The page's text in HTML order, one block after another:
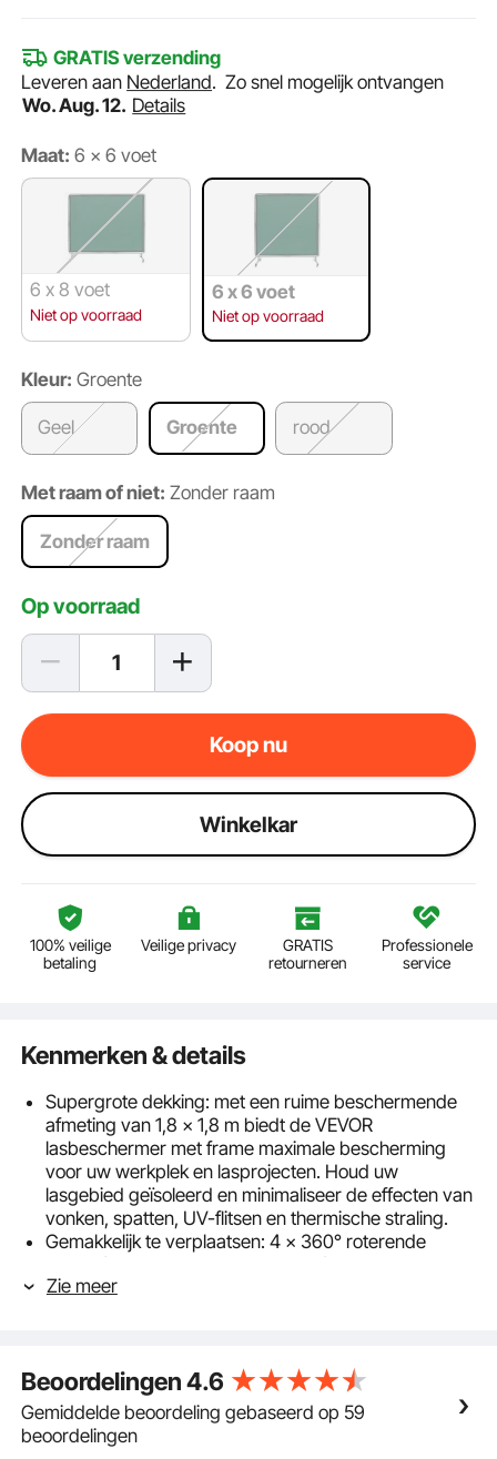
GRATIS verzending
Leveren aan Nederland.Zo snel mogelijk ontvangen
Wo. Aug. 12. Details
Maat: 6 x 6 voet
6 x 8 voet
Niet op voorraad
6 x 6 voet
Niet op voorraad
Kleur: Groente
Geel Groente rood
Met raam of niet: Zonder raam
Zonder raam
Op voorraad
Koop nu
Winkelkar
100% veilige
betaling
Veilige privacy
GRATIS
retourneren
Professionele
service
Kenmerken & details
Supergrote dekking: met een ruime beschermende
afmeting van 1,8 x 1,8 m biedt de VEVOR
lasbeschermer met frame maximale bescherming
voor uw werkplek en lasprojecten. Houd uw
lasgebied geïsoleerd en minimaliseer de effecten van
vonken, spatten, UV-flitsen en thermische straling.
Gemakkelijk te verplaatsen: 4 x 360° roterende
wielen (waarvan 2 vergrendelbaar) zorgen voor een
grote mobiliteit, zodat u het lasgordijn naar de
vergrendelen en stabiel op zijn plaats kunt houden.
UITSTEKENDE VLAMWEERSTAND EN STEVIG
FRAME: Dit lasgordijn is gemaakt van hoogwaardig
vlamvertragend vinyl en biedt uitzonderlijke
Zie meer
Beoordelingen4.6
Gemiddelde beoordeling gebaseerd op 59
beoordelingen